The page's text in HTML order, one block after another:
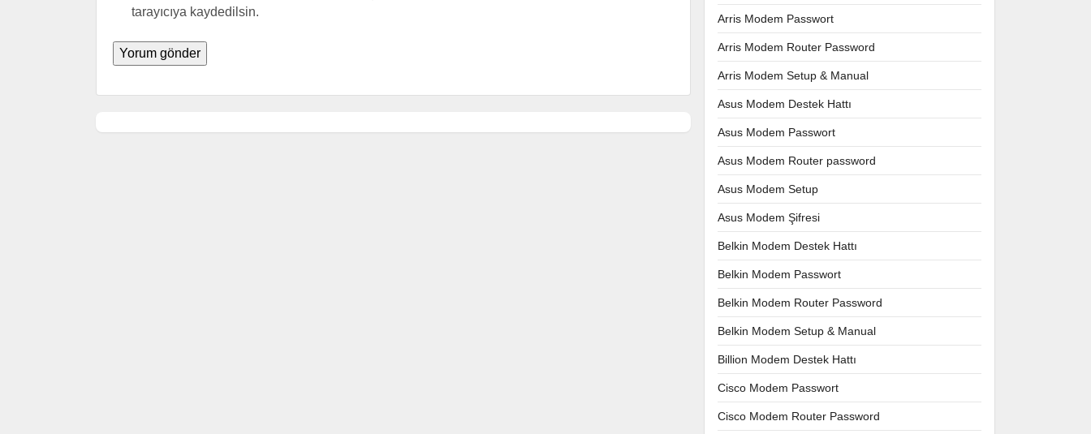
tarayıcıya kaydedilsin.
Arris Modem Passwort
Arris Modem Router Password
Arris Modem Setup & Manual
Asus Modem Destek Hattı
Asus Modem Passwort
Asus Modem Router password
Asus Modem Setup
Asus Modem Şifresi
Belkin Modem Destek Hattı
Belkin Modem Passwort
Belkin Modem Router Password
Belkin Modem Setup & Manual
Billion Modem Destek Hattı
Cisco Modem Passwort
Cisco Modem Router Password